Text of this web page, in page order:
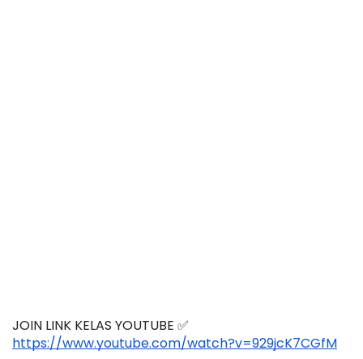
JOIN LINK KELAS YOUTUBE ✅
https://www.youtube.com/watch?v=929jcK7CGfM